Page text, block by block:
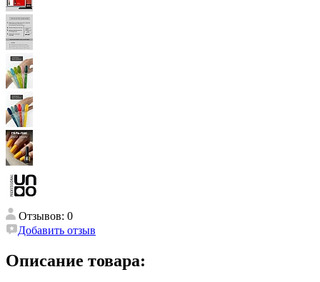
Отзывов: 0
Добавить отзыв
Описание товара: